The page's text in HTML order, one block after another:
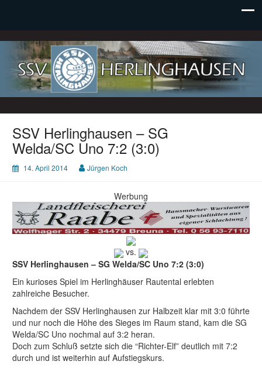
SSV Herlinghausen e. V.
SSV Herlinghausen – SG
Welda/SC Uno 7:2 (3:0)
14. April 2014 Jürgen Koch
Werbung
vs.
SSV Herlinghausen – SG Welda/SC Uno 7:2 (3:0)
Ein kurioses Spiel im Herlinghäuser Rautental erlebten
zahlreiche Besucher.
Nachdem der SSV Herlinghausen zur Halbzeit klar mit 3:0 führte
und nur noch die Höhe des Sieges im Raum stand, kam die SG
Welda/SC Uno nochmal auf 3:2 heran.
Doch zum Schluß setzte sich die “Richter-Elf” deutlich mit 7:2
durch und ist weiterhin auf Aufstiegskurs.